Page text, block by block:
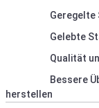
Geregelte
Gelebte
Qualität
Bessere
herstellen